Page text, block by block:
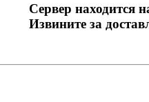
Сервер находится
Извините за